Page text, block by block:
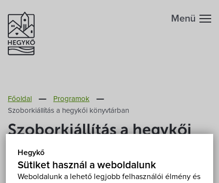
Hegykő
Sütiket használ a weboldalunk
Weboldalunk a lehető legjobb felhasználói élmény és
Megközelítés
Fontos telefonszámok
Földrajzi adottság
Szabadidő
Éttermek
Menü
Főoldal
Programok
Szoborkiállítás a hegykői könyvtárban
Szoborkiállítás a hegykői
könyvtárban
2026. június 28.-30. 08:00